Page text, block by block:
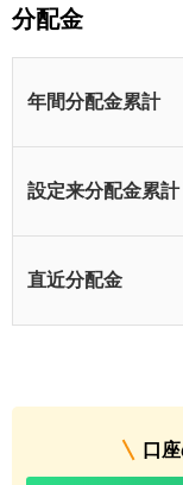
分配金
年間分配金累計
設定来分配金累計
直近分配金
口